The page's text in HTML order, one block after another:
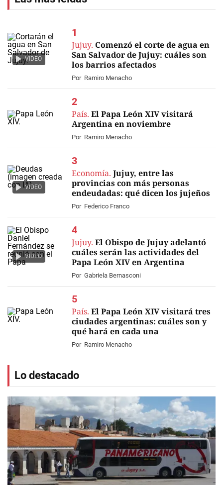
VIDEO
Jujuy. Comenzó el corte de agua en
San Salvador de Jujuy: cuáles son
los barrios afectados
Por Ramiro Menacho
País. El Papa León XIV visitará
Argentina en noviembre
Por Ramiro Menacho
VIDEO
Economía. Jujuy, entre las
provincias con más personas
endeudadas: qué dicen los jujeños
Por Federico Franco
VIDEO
Jujuy. El Obispo de Jujuy adelantó
cuáles serán las actividades del
Papa León XIV en Argentina
Por Gabriela Bernasconi
País. El Papa León XIV visitará tres
ciudades argentinas: cuáles son y
qué hará en cada una
Por Ramiro Menacho
Lo destacado